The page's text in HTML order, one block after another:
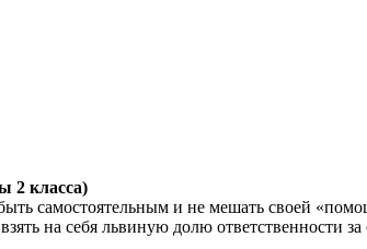
2 класса)
самостоятельным и не мешать своей
на себя львиную долю ответственности за